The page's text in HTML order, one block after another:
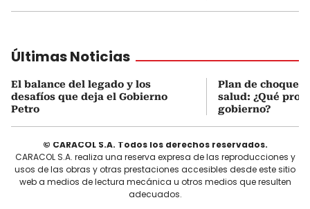
Últimas Noticias
El balance del legado y los
desafíos que deja el Gobierno
Petro
Plan de choque
salud: ¿Qué
gobierno?
© CARACOL S.A. Todos los derechos reservados.
CARACOL S.A. realiza una reserva expresa de las reproducciones y
usos de las obras y otras prestaciones accesibles desde este sitio
web a medios de lectura mecánica u otros medios que resulten
adecuados.